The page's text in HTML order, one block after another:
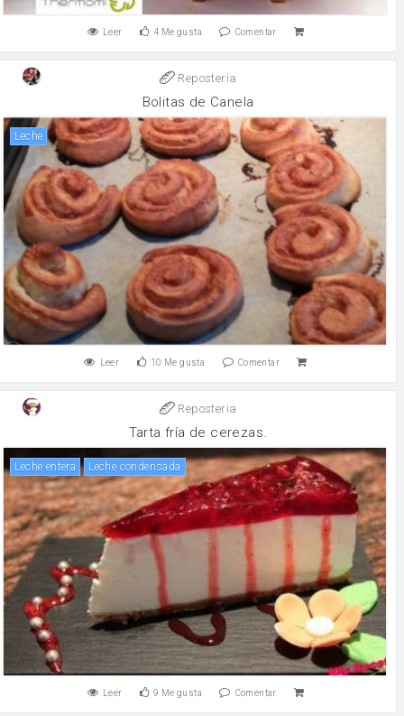
Leer 4 Me gusta Comentar
Reposteria
Bolitas de Canela
leche
Leer 10 Me gusta Comentar
Reposteria
Tarta fría de cerezas.
leche entera leche condensada
Leer 9 Me gusta Comentar